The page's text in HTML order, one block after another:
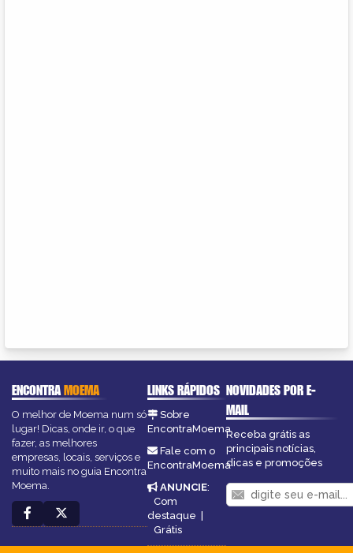
ENCONTRAMOEMA
O melhor de Moema num só
lugar! Dicas, onde ir, o que
fazer, as melhores
empresas, locais, serviços e
muito mais no guia Encontra
Moema.
LINKS RÁPIDOS
Sobre
EncontraMoema
Fale com o
EncontraMoema
ANUNCIE:
Com
destaque |
Grátis
NOVIDADES POR E-
MAIL
Receba grátis as
principais notícias,
dicas e promoções